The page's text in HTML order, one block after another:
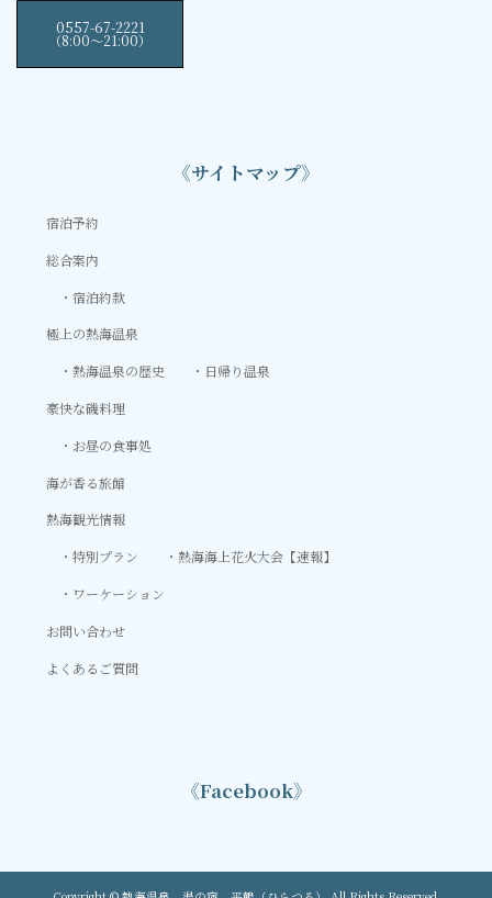
0557-67-2221
（8:00〜21:00）
《サイトマップ》
宿泊予約
総合案内
宿泊約款
極上の熱海温泉
熱海温泉の歴史
日帰り温泉
豪快な磯料理
お昼の食事処
海が香る旅館
熱海観光情報
特別プラン
熱海海上花火大会【速報】
ワーケーション
お問い合わせ
よくあるご質問
《Facebook》